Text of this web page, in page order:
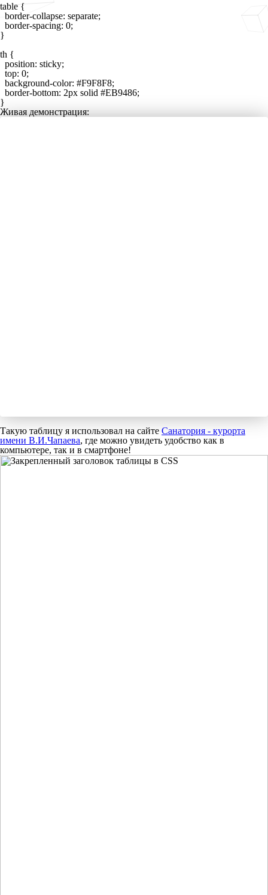
table {
  border-collapse: separate;
  border-spacing: 0;
}
th {
  position: sticky;
  top: 0;
  background-color: #F9F8F8;
  border-bottom: 2px solid #EB9486;
Живая демонстрация:
Такую таблицу я использовал на сайте Санатория - курорта
имени В.И.Чапаева, где можно увидеть удобство как в
компьютере, так и в смартфоне!